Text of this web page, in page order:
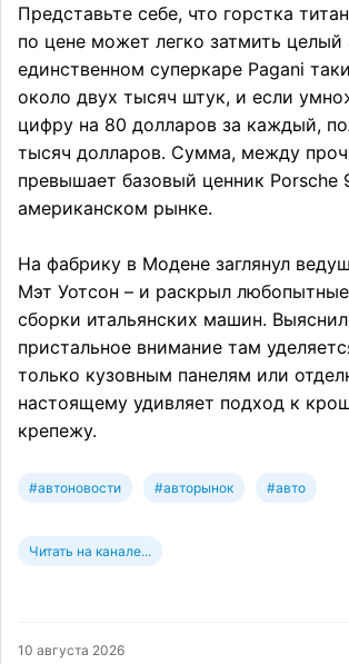
Представьте себе, что горстка
по цене может легко затмить
единственном суперкаре Pagani
около двух тысяч штук, и если
цифру на 80 долларов за каждый,
тысяч долларов. Сумма, между
превышает базовый ценник Porsche
американском рынке.
На фабрику в Модене заглянул
Мэт Уотсон – и раскрыл
сборки итальянских машин.
пристальное внимание там
только кузовным панелям или
настоящему удивляет подход к
крепежу.
#автоновости #авторынок #авто
Читать на канале...
10 августа 2026